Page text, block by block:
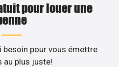
pour louer une
besoin pour vous émettre
au plus juste!